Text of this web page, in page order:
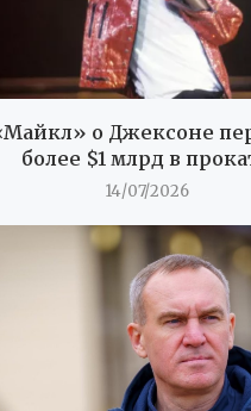
о Джексоне
более $1 млрд в
14/07/2026